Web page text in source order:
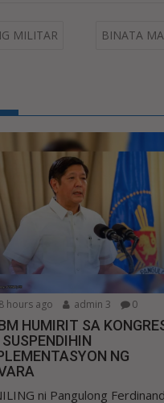
MILITAR BINATA
hours ago admin 3 0
HUMIRIT SA
NG
ni Pangulong Ferdinand